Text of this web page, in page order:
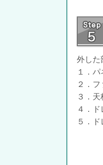
外した
１．パ
２．
３．天
４．
５．